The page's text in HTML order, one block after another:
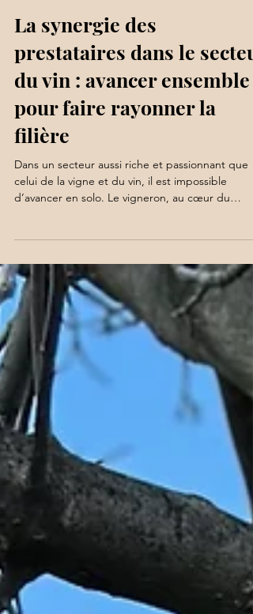
La synergie des
prestataires dans le
du vin : avancer ensemble
pour faire rayonner la
filière
Dans un secteur aussi riche et passionnant que
d’avancer en solo. Le vigneron, au cœur du
d’acteurs qui participent chacun à leur manière
rayonnement de la filière. Conseillers, prestataires
en communication, spécialistes de
formateurs, consultants… autant de partenaires
qui contribuent à la force du monde viticole en
pleine mutation.